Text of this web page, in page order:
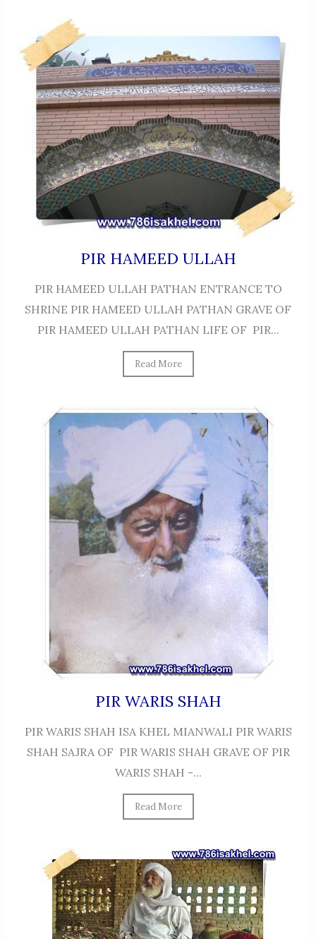
PIR HAMEED ULLAH
PIR HAMEED ULLAH PATHAN ENTRANCE TO
SHRINE PIR HAMEED ULLAH PATHAN GRAVE OF
PIR HAMEED ULLAH PATHAN LIFE OF PIR...
Read More
PIR WARIS SHAH
PIR WARIS SHAH ISA KHEL MIANWALI PIR WARIS
SHAH SAJRA OF PIR WARIS SHAH GRAVE OF PIR
WARIS SHAH -...
Read More